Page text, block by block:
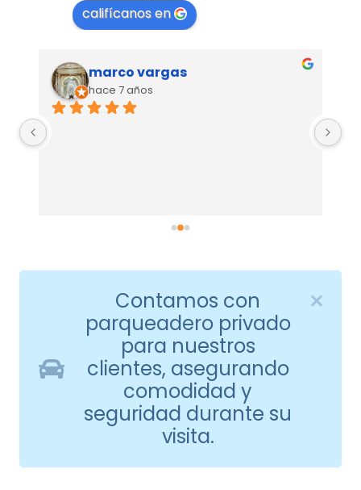
califícanos en
marco vargas
hace 7 años
Contamos con
parqueadero privado
para nuestros
clientes, asegurando
comodidad y
seguridad durante su
visita.